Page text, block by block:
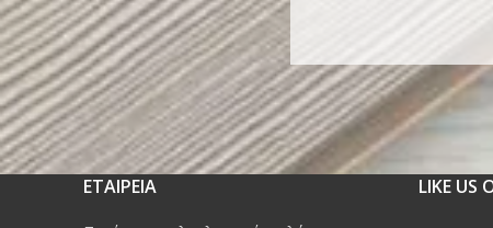
ΕΤΑΙΡΕΙΑ LIKE US